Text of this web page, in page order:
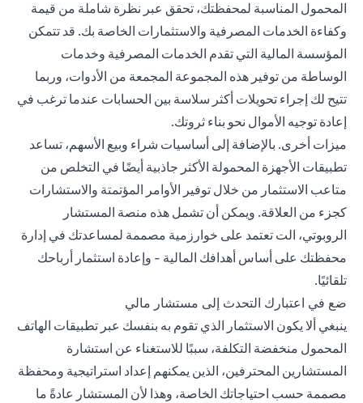
المحمول المناسبة لمحفظتك، تحقق عبر نظرة شاملة من قيمة
وكفاءة الخدمات المصرفية والاستثمارات الخاصة بك. قد تتمكن
المؤسسة المالية التي تقدم الخدمات المصرفية وخدمات
الوساطة من توفير هذه المجموعة المجمعة من الأدوات، وربما
تتيح لك إجراء تحويلات أكثر سلاسة بين الحسابات عندما ترغب في
إعادة توجيه الأموال نحو بناء ثروتك.
ميزات أخرى. بالإضافة إلى أساسيات شراء وبيع الأسهم، تساعد
تطبيقات الأجهزة المحمولة الأكثر جاذبية أيضًا في التخلص من
متاعب الاستثمار من خلال توفير الأوامر المؤتمتة والاستشارات
كجزء من العلاقة. ويمكن أن تشمل هذه منصة المستشار
الروبوتي، الت تعتمد على خوارزمية مصممة لمساعدتك في إدارة
محفظتك على أساس أهدافك المالية - وإعادة استثمار أرباحك
تلقائيًا.
ضع في اعتبارك التحدث إلى مستشار مالي
ينبغي ألا يكون الاستثمار الذي تقوم به بنفسك عبر تطبيقات الهاتف
المحمول منخفضة التكلفة، سببًا للاستغناء عن استشارة
المستشارين المحترفين، الذين يمكنهم إعداد استراتيجية ومحفظة
مصممة حسب احتياجاتك الخاصة، وهذا لأن المستشار عادةً ما